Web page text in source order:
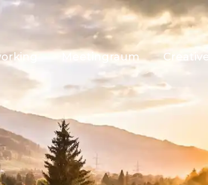
Meetingraum